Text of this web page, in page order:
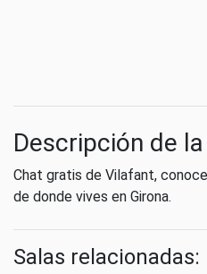
Descripción de
Chat gratis de Vilafant,
de donde vives en Girona.
Salas relacionadas: